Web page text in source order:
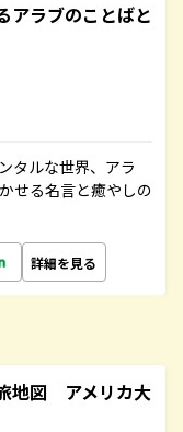
アラブのことばと
タルな世界、アラ
せる名言と癒やしの
詳細を見る
地図 アメリカ大